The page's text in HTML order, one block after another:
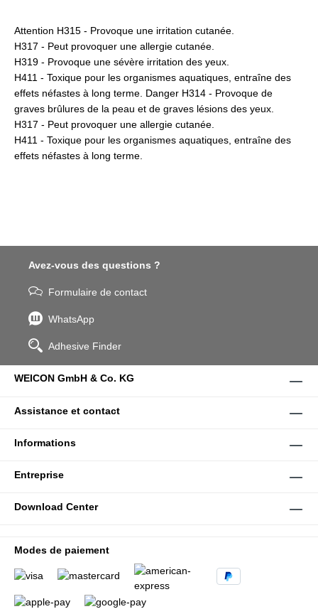
Attention H315 - Provoque une irritation cutanée.
H317 - Peut provoquer une allergie cutanée.
H319 - Provoque une sévère irritation des yeux.
H411 - Toxique pour les organismes aquatiques, entraîne des
effets néfastes à long terme. Danger H314 - Provoque de
graves brûlures de la peau et de graves lésions des yeux.
H317 - Peut provoquer une allergie cutanée.
H411 - Toxique pour les organismes aquatiques, entraîne des
effets néfastes à long terme.
Avez-vous des questions ?
Formulaire de contact
WhatsApp
Adhesive Finder
WEICON GmbH & Co. KG
Assistance et contact
Informations
Entreprise
Download Center
Modes de paiement